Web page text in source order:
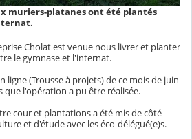
muriers-platanes ont été plantés
Cholat est venue nous livrer et planter
le gymnase et l'internat.
ligne (Trousse à projets) de ce mois de juin
que l'opération a pu être réalisée.
cour et plantations a été mis de côté
et d'étude avec les éco-délégué(e)s.